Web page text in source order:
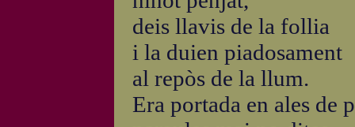
deis llavis de la follia
i la duien piadosament
al repòs de la llum.
Era portada en ales de